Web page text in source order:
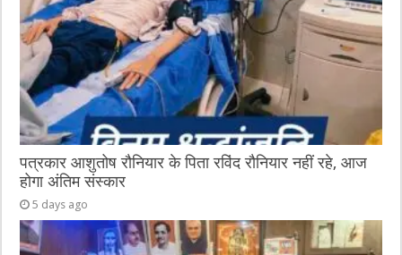
पत्रकार आशुतोष रौनियार के पिता रविंद रौनियार नहीं रहे, आज
होगा अंतिम संस्कार
5 days ago